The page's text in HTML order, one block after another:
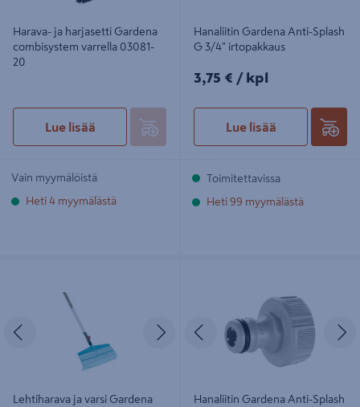
Harava- ja harjasetti Gardena
combisystem varrella 03081-
20
Lue lisää
Vain myymälöistä
Heti 4 myymälästä
Hanaliitin Gardena Anti-Splash
G 3/4" irtopakkaus
3,75€/kpl
3,75 € / kpl
Lue lisää
Toimitettavissa
Heti 99 myymälästä
Edellinen Seuraava
Lehtiharava ja varsi Gardena
Edellinen
Hanaliitin Gardena Anti-Splash